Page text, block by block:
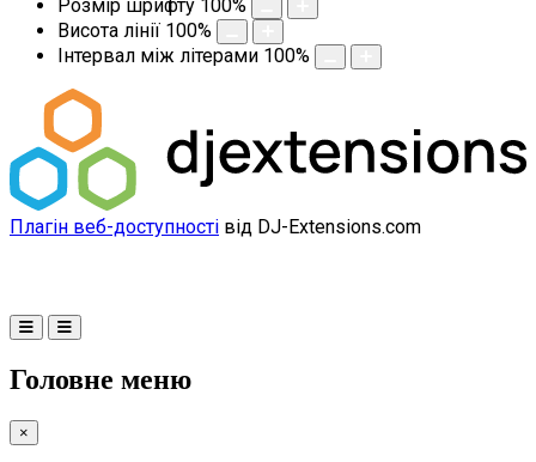
Розмір шрифту 100%
Висота лінії 100%
Інтервал між літерами 100%
Плагін веб-доступності від DJ-Extensions.com
Головне меню
×